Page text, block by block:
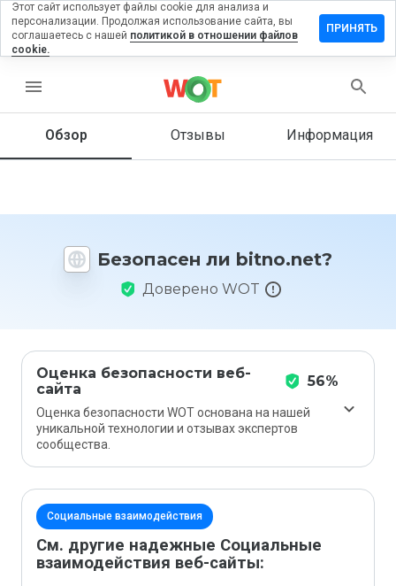
menu
Обзор Отзывы Информация
Безопасен ли bitno.net?
Доверено WOT
Оценка безопасности веб-
сайта
56%
Оценка безопасности WOT основана на нашей
уникальной технологии и отзывах экспертов
сообщества.
Социальные взаимодействия
См. другие надежные Социальные
взаимодействия веб-сайты:
на
Как бы
этот
Этот сайт использует файлы cookie для анализа и
персонализации. Продолжая использование сайта, вы
соглашаетесь с нашей политикой в отношении файлов
cookie.
ПРИНЯТЬ